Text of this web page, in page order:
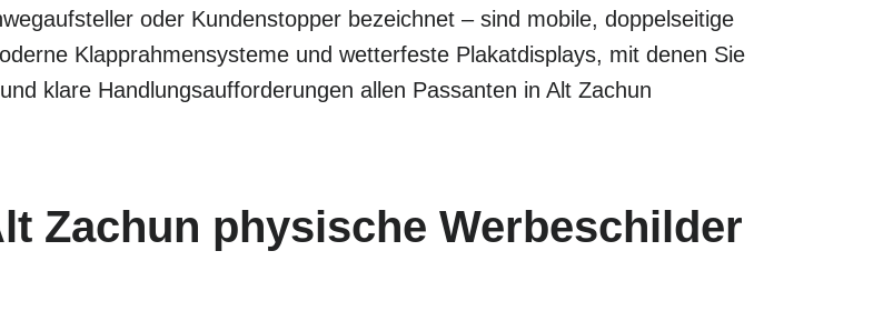
oder Kundenstopper bezeichnet – sind mobile, doppelseitige
Klapprahmensysteme und wetterfeste Plakatdisplays, mit denen Sie
klare Handlungsaufforderungen allen Passanten in Alt Zachun
Zachun physische Werbeschilder